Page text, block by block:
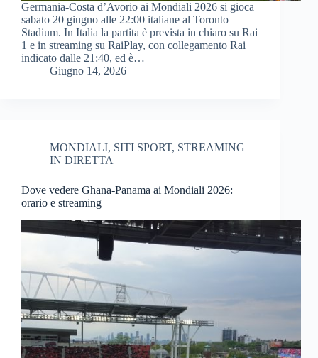
Germania-Costa d’Avorio ai Mondiali 2026 si gioca
sabato 20 giugno alle 22:00 italiane al Toronto
Stadium. In Italia la partita è prevista in chiaro su Rai
1 e in streaming su RaiPlay, con collegamento Rai
indicato dalle 21:40, ed è…
Giugno 14, 2026
MONDIALI, SITI SPORT, STREAMING
IN DIRETTA
Dove vedere Ghana-Panama ai Mondiali 2026:
orario e streaming